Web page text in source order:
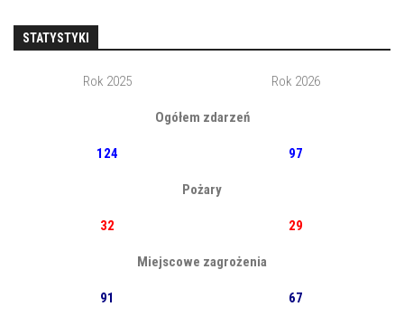
STATYSTYKI
Rok 2025 Rok 2026
Ogółem zdarzeń
124 97
Pożary
32 29
Miejscowe zagrożenia
91 67